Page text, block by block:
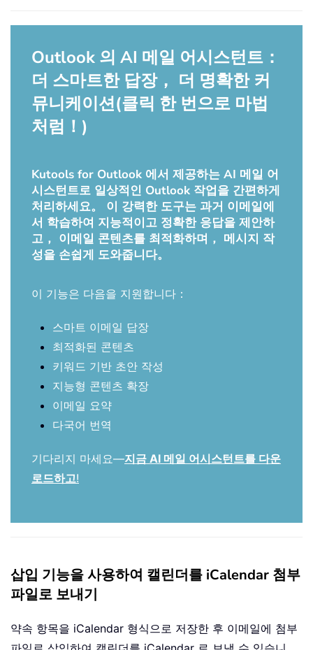
Outlook 의 AI 메일 어시스턴트：
더 스마트한 답장， 더 명확한 커
뮤니케이션(클릭 한 번으로 마법
처럼！)
Kutools for Outlook 에서 제공하는 AI 메일 어
시스턴트로 일상적인 Outlook 작업을 간편하게
처리하세요。 이 강력한 도구는 과거 이메일에
서 학습하여 지능적이고 정확한 응답을 제안하
고， 이메일 콘텐츠를 최적화하며， 메시지 작
성을 손쉽게 도와줍니다。
이 기능은 다음을 지원합니다：
스마트 이메일 답장
최적화된 콘텐츠
키워드 기반 초안 작성
지능형 콘텐츠 확장
이메일 요약
다국어 번역
기다리지 마세요—지금 AI 메일 어시스턴트를 다운
로드하고!
삽입 기능을 사용하여 캘린더를 iCalendar 첨부
파일로 보내기
약속 항목을 iCalendar 형식으로 저장한 후 이메일에 첨부